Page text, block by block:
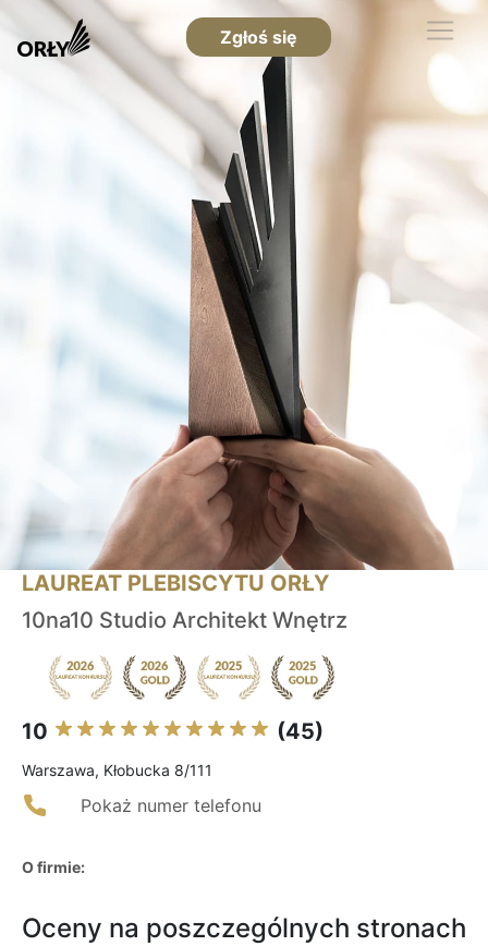
Zgłoś się
LAUREAT PLEBISCYTU ORŁY
10na10 Studio Architekt Wnętrz
10 (45)
Warszawa, Kłobucka 8/111
Pokaż numer telefonu
O firmie:
Oceny na poszczególnych stronach